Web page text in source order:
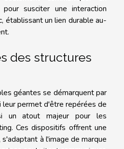
susciter une interaction
établissant un lien durable au-
des structures
géantes se démarquent par
leur permet d'être repérées de
un atout majeur pour les
Ces dispositifs offrent une
s'adaptant à l'image de marque